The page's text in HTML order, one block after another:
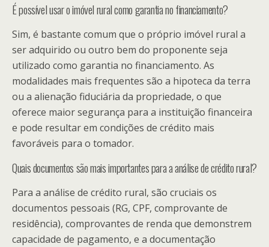
É possível usar o imóvel rural como garantia no financiamento?
Sim, é bastante comum que o próprio imóvel rural a
ser adquirido ou outro bem do proponente seja
utilizado como garantia no financiamento. As
modalidades mais frequentes são a hipoteca da terra
ou a alienação fiduciária da propriedade, o que
oferece maior segurança para a instituição financeira
e pode resultar em condições de crédito mais
favoráveis para o tomador.
Quais documentos são mais importantes para a análise de crédito rural?
Para a análise de crédito rural, são cruciais os
documentos pessoais (RG, CPF, comprovante de
residência), comprovantes de renda que demonstrem
capacidade de pagamento, e a documentação